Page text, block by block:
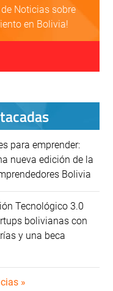
Noticias sobre
en Bolivia!
para emprender:
nueva edición de la
Bolivia
Tecnológico 3.0
bolivianas con
y una beca
»